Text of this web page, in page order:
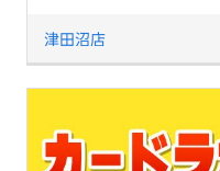
津田沼店